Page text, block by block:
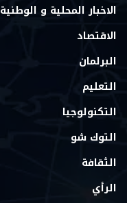
الاخبار المحلية و الوطنية
الاقتصاد
البرلمان
التعليم
التكنولوجيا
التوك شو
الثقافة
الرأي